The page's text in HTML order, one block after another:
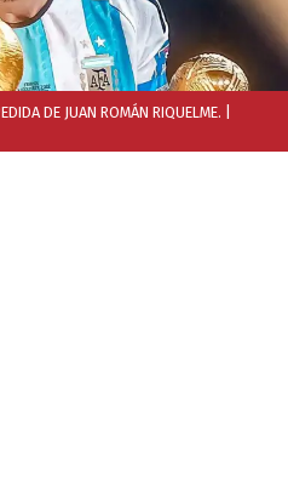
DE JUAN ROMÁN RIQUELME.